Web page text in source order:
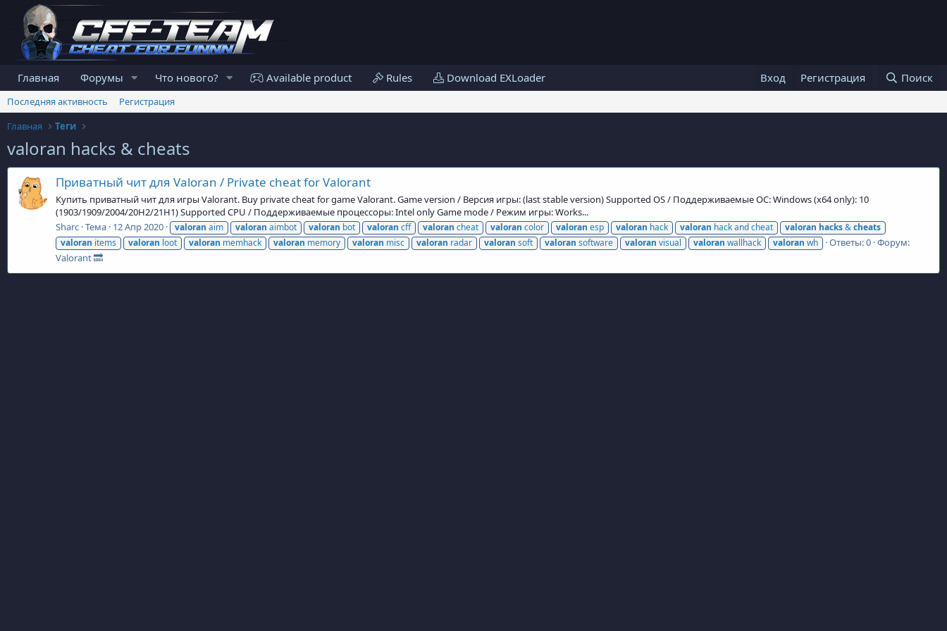
Главная Форумы Что нового? Available product Rules Download EXLoader Вход Регистрация Поиск
Последняя активность
Регистрация
Главная
Теги
valoran hacks & cheats
Приватный чит для Valoran / Private cheat for Valorant
Купить приватный чит для игры Valorant. Buy private cheat for game Valorant. Game version / Версия игры: (last stable version) Supported OS / Поддерживаемые ОС: Windows (x64 only): 10
(1903/1909/2004/20H2/21H1) Supported CPU / Поддерживаемые процессоры: Intel only Game mode / Режим игры: Works...
Sharc Тема 12 Апр 2020 valoran aim valoran aimbot valoran bot valoran cff valoran cheat valoran color valoran esp valoran hack valoran hack and cheat valoran hacks&cheats
valoran items valoran loot valoran memhack valoran memory valoran misc valoran radar valoran soft valoran software valoran visual valoran wallhack valoran wh Ответы: 0 Форум:
Valorant 🔜